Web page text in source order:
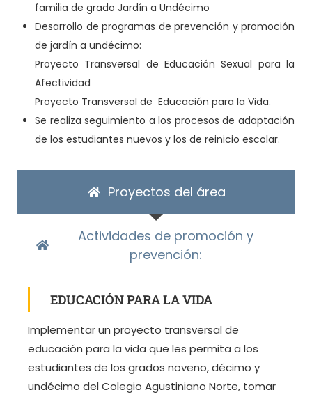
familia de grado Jardín a Undécimo
Desarrollo de programas de prevención y promoción
de jardín a undécimo:
Proyecto Transversal de Educación Sexual para la
Afectividad
Proyecto Transversal de Educación para la Vida.
Se realiza seguimiento a los procesos de adaptación
de los estudiantes nuevos y los de reinicio escolar.
Proyectos del área
Actividades de promoción y
prevención:
EDUCACIÓN PARA LA VIDA
Implementar un proyecto transversal de
educación para la vida que les permita a los
estudiantes de los grados noveno, décimo y
undécimo del Colegio Agustiniano Norte, tomar